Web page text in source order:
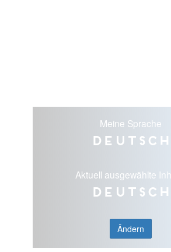
Meine Sprache
Deutsch
Aktuell ausgewählte
Deutsch
Ändern